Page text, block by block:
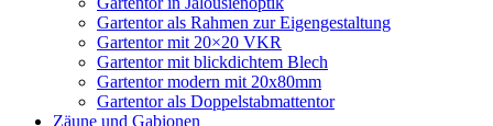
Gartentor als Rahmen zur Eigengestaltung
Gartentor mit 20×20 VKR
Gartentor mit blickdichtem Blech
Gartentor modern mit 20x80mm
Gartentor als Doppelstabmattentor
Zäune und Gabionen